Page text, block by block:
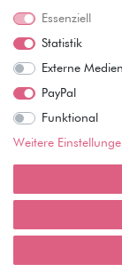
• Datenschutz
• AGB
Wie läuft der
Kann ich meine
Ist die Ware
Muss ich
Essenziell
Statistik
Externe Medien
PayPal
Funktional
Weitere